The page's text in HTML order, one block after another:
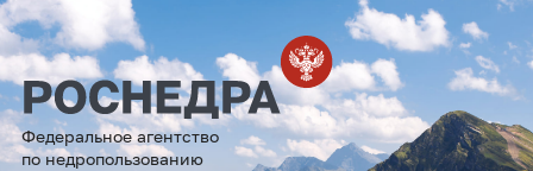
Федеральное агентство
по недропользованию